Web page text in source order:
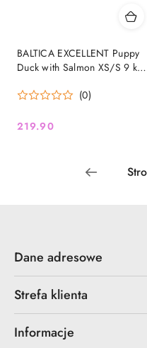
BALTICA EXCELLENT Puppy
Duck with Salmon XS/S 9 kg
szczeniąt z kaczką i łososiem
(0)
Cena:
219.90
Dane adresowe
Strefa klienta
Informacje